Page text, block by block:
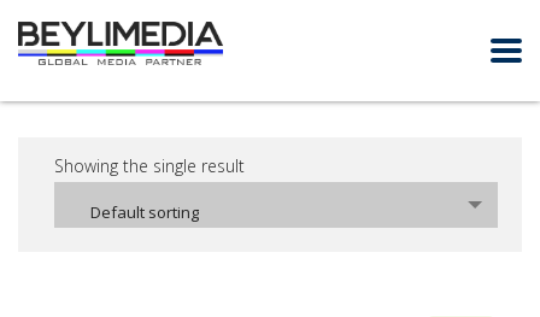
Showing the single result
Default sorting